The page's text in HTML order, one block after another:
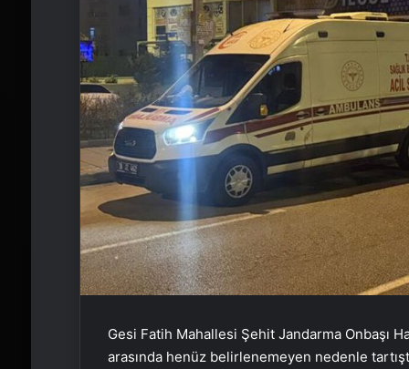
Gesi Fatih Mahallesi Şehit Jandarma Onbaşı
arasında henüz belirlenemeyen nedenle